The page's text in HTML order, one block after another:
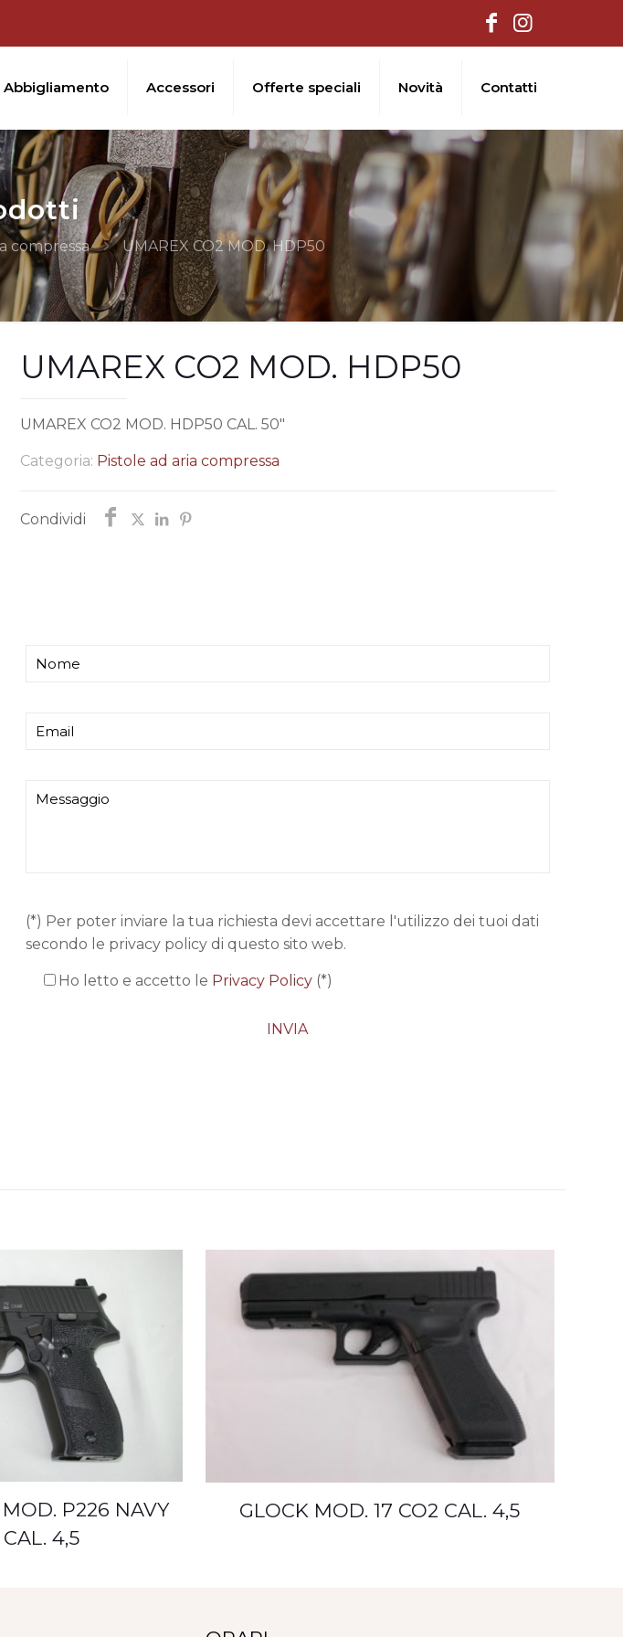
Abbigliamento Accessori Offerte speciali Novità Contatti
compressa UMAREX CO2 MOD. HDP50
UMAREX CO2 MOD. HDP50
UMAREX CO2 MOD. HDP50 CAL. 50″
Categoria: Pistole ad aria compressa
Condividi
(*) Per poter inviare la tua richiesta devi accettare l'utilizzo dei tuoi dati
secondo le privacy policy di questo sito web.
Ho letto e accetto le Privacy Policy(*)
P226 NAVY
4,5
GLOCK MOD. 17 CO2 CAL. 4,5